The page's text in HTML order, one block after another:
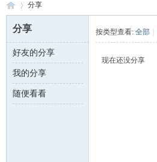
数 ›
分享
分享
好友的分享
我的分享
随便看看
按类型查看: 全部
现在还没分享